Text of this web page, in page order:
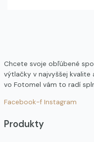
Chcete svoje obľúbené
výtlačky v najvyššej kvalite
vo Fotomel vám to radí
Facebook-f Instagram
Produkty